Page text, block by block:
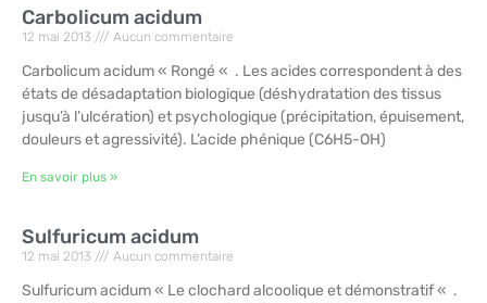
Carbolicum acidum
12 mai 2013 Aucun commentaire
Carbolicum acidum « Rongé « . Les acides correspondent à des
états de désadaptation biologique (déshydratation des tissus
jusqu’à l’ulcération) et psychologique (précipitation, épuisement,
douleurs et agressivité). L’acide phénique (C6H5-OH)
En savoir plus »
Sulfuricum acidum
12 mai 2013 Aucun commentaire
Sulfuricum acidum « Le clochard alcoolique et démonstratif « .